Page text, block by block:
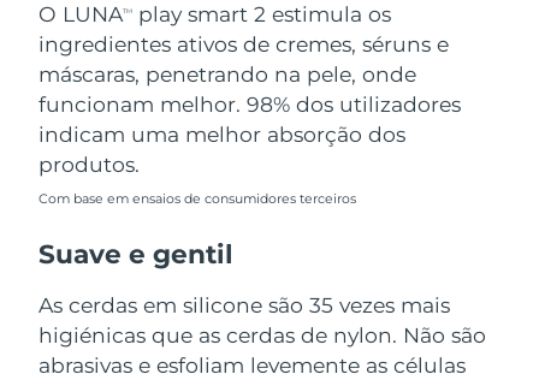
O LUNATM
play smart 2 estimula os
ingredientes ativos de cremes, séruns e
máscaras, penetrando na pele, onde
funcionam melhor. 98% dos utilizadores
indicam uma melhor absorção dos
produtos.
Com base em ensaios de consumidores terceiros
Suave e gentil
As cerdas em silicone são 35 vezes mais
higiénicas que as cerdas de nylon. Não são
abrasivas e esfoliam levemente as células
Tailândia
Turquia Entrega prevista
Emirados Árabes
Unidos
Uzbequistão Entrega prevista8/16/26